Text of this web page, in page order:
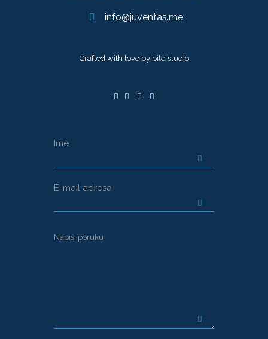
info@juventas.me
Crafted with love by bild studio